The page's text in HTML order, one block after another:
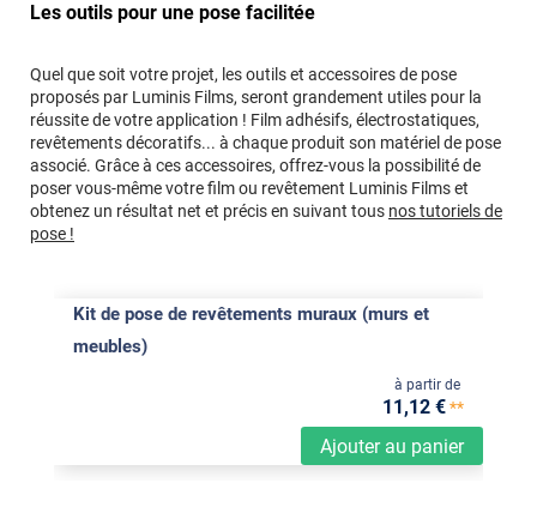
Les outils pour une pose facilitée
Quel que soit votre projet, les outils et accessoires de pose
proposés par Luminis Films, seront grandement utiles pour la
réussite de votre application ! Film adhésifs, électrostatiques,
revêtements décoratifs... à chaque produit son matériel de pose
associé. Grâce à ces accessoires, offrez-vous la possibilité de
poser vous-même votre film ou revêtement Luminis Films et
obtenez un résultat net et précis en suivant tous nos tutoriels de
pose !
Kit de pose de revêtements muraux (murs et
meubles)
Ajouter au panier
à partir de
11 ,12 €**